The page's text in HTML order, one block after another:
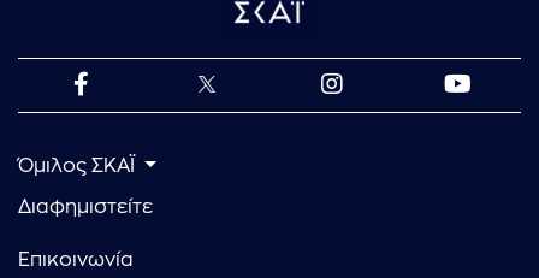
Όμιλος ΣΚΑΪ
Διαφημιστείτε
Επικοινωνία